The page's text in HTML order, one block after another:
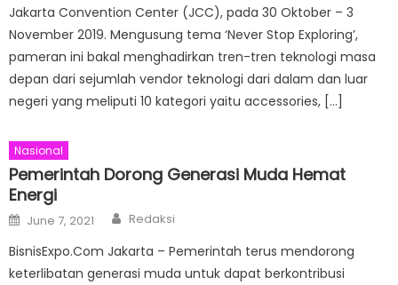
Jakarta Convention Center (JCC), pada 30 Oktober – 3
November 2019. Mengusung tema ‘Never Stop Exploring’,
pameran ini bakal menghadirkan tren-tren teknologi masa
depan dari sejumlah vendor teknologi dari dalam dan luar
negeri yang meliputi 10 kategori yaitu accessories, […]
Nasional
Pemerintah Dorong Generasi Muda Hemat
Energi
Posted
on
June 7, 2021 Author
Redaksi
BisnisExpo.Com Jakarta – Pemerintah terus mendorong
keterlibatan generasi muda untuk dapat berkontribusi